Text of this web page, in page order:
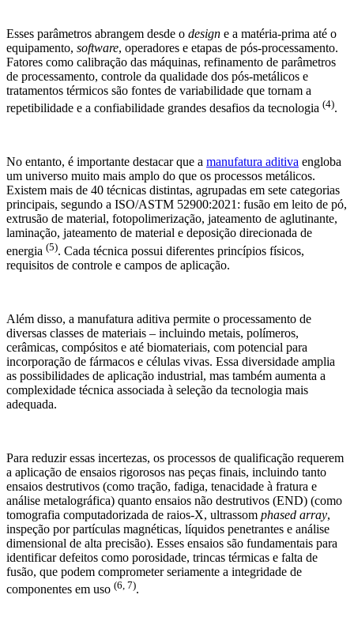
Esses parâmetros abrangem desde o design e a matéria-prima até o
equipamento, software, operadores e etapas de pós-processamento.
Fatores como calibração das máquinas, refinamento de parâmetros
de processamento, controle da qualidade dos pós-metálicos e
tratamentos térmicos são fontes de variabilidade que tornam a
repetibilidade e a confiabilidade grandes desafios da tecnologia (4).
No entanto, é importante destacar que a manufatura aditiva engloba
um universo muito mais amplo do que os processos metálicos.
Existem mais de 40 técnicas distintas, agrupadas em sete categorias
principais, segundo a ISO/ASTM 52900:2021: fusão em leito de pó,
extrusão de material, fotopolimerização, jateamento de aglutinante,
laminação, jateamento de material e deposição direcionada de
energia (5). Cada técnica possui diferentes princípios físicos,
requisitos de controle e campos de aplicação.
Além disso, a manufatura aditiva permite o processamento de
diversas classes de materiais – incluindo metais, polímeros,
cerâmicas, compósitos e até biomateriais, com potencial para
incorporação de fármacos e células vivas. Essa diversidade amplia
as possibilidades de aplicação industrial, mas também aumenta a
complexidade técnica associada à seleção da tecnologia mais
adequada.
Para reduzir essas incertezas, os processos de qualificação requerem
a aplicação de ensaios rigorosos nas peças finais, incluindo tanto
ensaios destrutivos (como tração, fadiga, tenacidade à fratura e
análise metalográfica) quanto ensaios não destrutivos (END) (como
tomografia computadorizada de raios-X, ultrassom phased array,
inspeção por partículas magnéticas, líquidos penetrantes e análise
dimensional de alta precisão). Esses ensaios são fundamentais para
identificar defeitos como porosidade, trincas térmicas e falta de
fusão, que podem comprometer seriamente a integridade de
componentes em uso (6, 7).